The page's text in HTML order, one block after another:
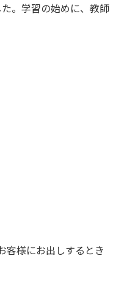
。学習の始めに、教師
客様にお出しするとき